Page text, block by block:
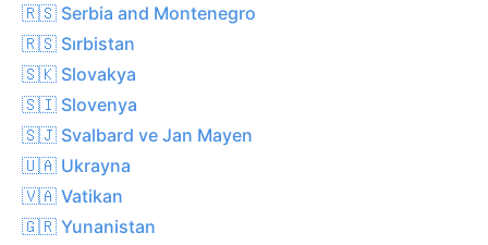
🇷🇸 Serbia and Montenegro
🇷🇸 Sırbistan
🇸🇰 Slovakya
🇸🇮 Slovenya
🇸🇯 Svalbard ve Jan Mayen
🇺🇦 Ukrayna
🇻🇦 Vatikan
🇬🇷 Yunanistan